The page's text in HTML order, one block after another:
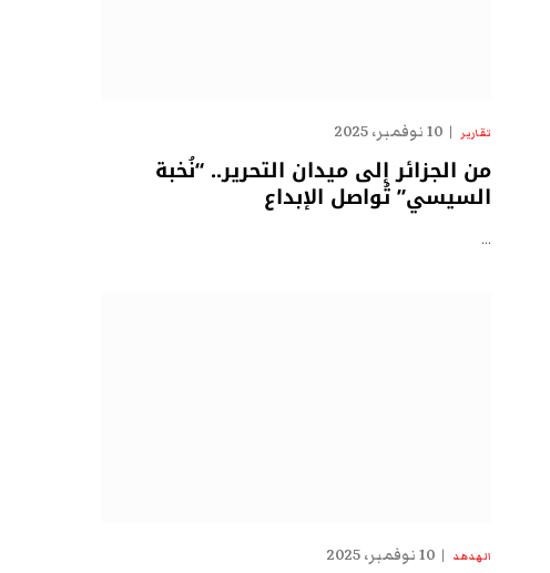
تقارير 10 نوفمبر، 2025
من الجزائر إلى ميدان التحرير.. “نُخبة
السيسي” تُواصل الإبداع
…
الهدهد 10 نوفمبر، 2025